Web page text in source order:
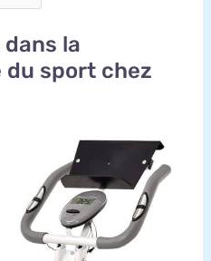
la
du sport chez